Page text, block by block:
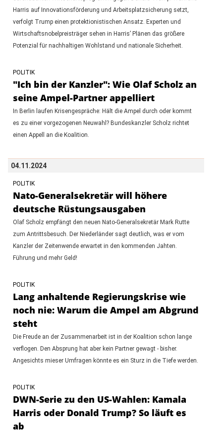
Harris auf Innovationsförderung und Arbeitsplatzsicherung setzt,
verfolgt Trump einen protektionistischen Ansatz. Experten und
Wirtschaftsnobelpreisträger sehen in Harris’ Plänen das größere
Potenzial für nachhaltigen Wohlstand und nationale Sicherheit.
POLITIK
"Ich bin der Kanzler": Wie Olaf Scholz an
seine Ampel-Partner appelliert
In Berlin laufen Krisengespräche: Hält die Ampel durch oder kommt
es zu einer vorgezogenen Neuwahl? Bundeskanzler Scholz richtet
einen Appell an die Koalition.
04.11.2024
POLITIK
Nato-Generalsekretär will höhere
deutsche Rüstungsausgaben
Olaf Scholz empfängt den neuen Nato-Generalsekretär Mark Rutte
zum Antrittsbesuch. Der Niederländer sagt deutlich, was er vom
Kanzler der Zeitenwende erwartet in den kommenden Jahten.
Führung und mehr Geld!
POLITIK
Lang anhaltende Regierungskrise wie
noch nie: Warum die Ampel am Abgrund
steht
Die Freude an der Zusammenarbeit ist in der Koalition schon lange
verflogen. Den Absprung hat aber kein Partner gewagt - bisher.
Angesichts mieser Umfragen könnte es ein Sturz in die Tiefe werden.
POLITIK
DWN-Serie zu den US-Wahlen: Kamala
Harris oder Donald Trump? So läuft es
ab